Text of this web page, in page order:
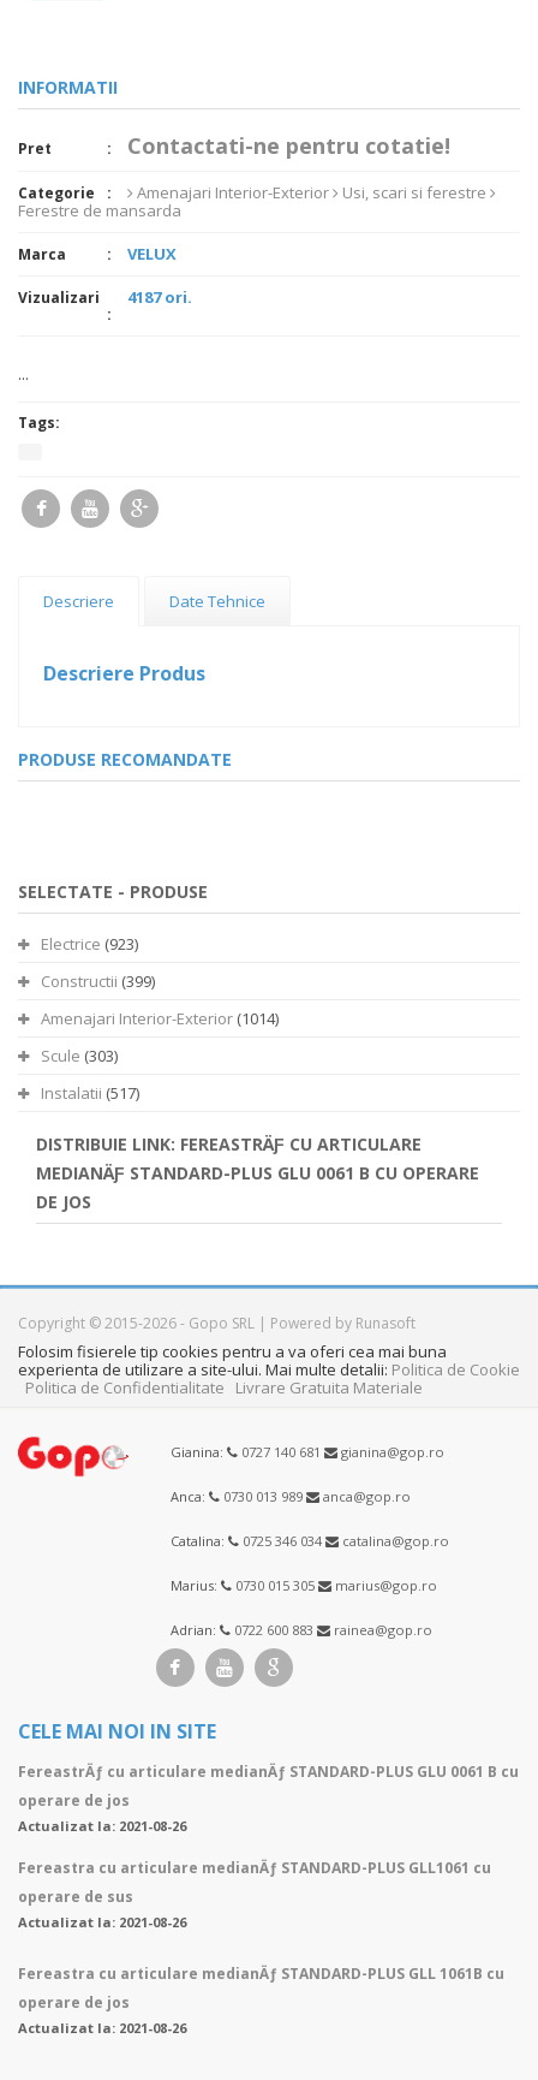
INFORMATII
Pret Contactati-ne pentru cotatie!
Categorie Amenajari Interior-Exterior
Usi, scari si ferestre
Ferestre de mansarda
Marca VELUX
Vizualizari 4187 ori.
...
Tags:
Descriere Date Tehnice
Descriere Produs
PRODUSE RECOMANDATE
SELECTATE - PRODUSE
Electrice (923)
Constructii (399)
Amenajari Interior-Exterior (1014)
Scule (303)
Instalatii (517)
DISTRIBUIE LINK: FEREASTRÄƑ CU ARTICULARE
MEDIANÄƑ STANDARD-PLUS GLU 0061 B CU OPERARE
DE JOS
Copyright © 2015-2026 - Gopo SRL | Powered by Runasoft
Folosim fisierele tip cookies pentru a va oferi cea mai buna
experienta de utilizare a site-ului. Mai multe detalii: Politica de Cookie
Politica de Confidentialitate
Livrare Gratuita Materiale
Gianina: 0727 140 681 gianina@gop.ro
Anca: 0730 013 989 anca@gop.ro
Catalina: 0725 346 034 catalina@gop.ro
Marius: 0730 015 305 marius@gop.ro
Adrian: 0722 600 883 rainea@gop.ro
CELE MAI NOI IN SITE
FereastrÄƒ cu articulare medianÄƒ STANDARD-PLUS GLU 0061 B cu
operare de jos
Actualizat la: 2021-08-26
Fereastra cu articulare medianÄƒ STANDARD-PLUS GLL1061 cu
operare de sus
Actualizat la: 2021-08-26
Fereastra cu articulare medianÄƒ STANDARD-PLUS GLL 1061B cu
operare de jos
Actualizat la: 2021-08-26